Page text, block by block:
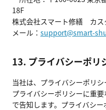
18F
株式会社スマート修繕 カス
メール： support@smart-
13. プライバシーポリ
当社は、プライバシーポリシ
プライバシーポリシーに重
で告知します。プライバシ